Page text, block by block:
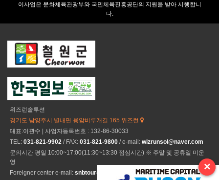
이사업은 문화체육관광부와 국민체육진흥공단의 지원을 받아 시행합니
다.
위즈런솔루션
경기도 남양주시 별내면 용암비루개길 165 위즈런
대표:이관수 | 사업자등록번호 : 132-86-30033
TEL: 031-821-9902 / FAX: 031-821-9800 / e-mail: wizrunsol@naver.com
문의시간 평일 10:00~17:00(11:30~13:30 점심시간) ※ 주말 및 공휴일 미운
영
Foreigner center e-mail: snbtour@naver.com ×